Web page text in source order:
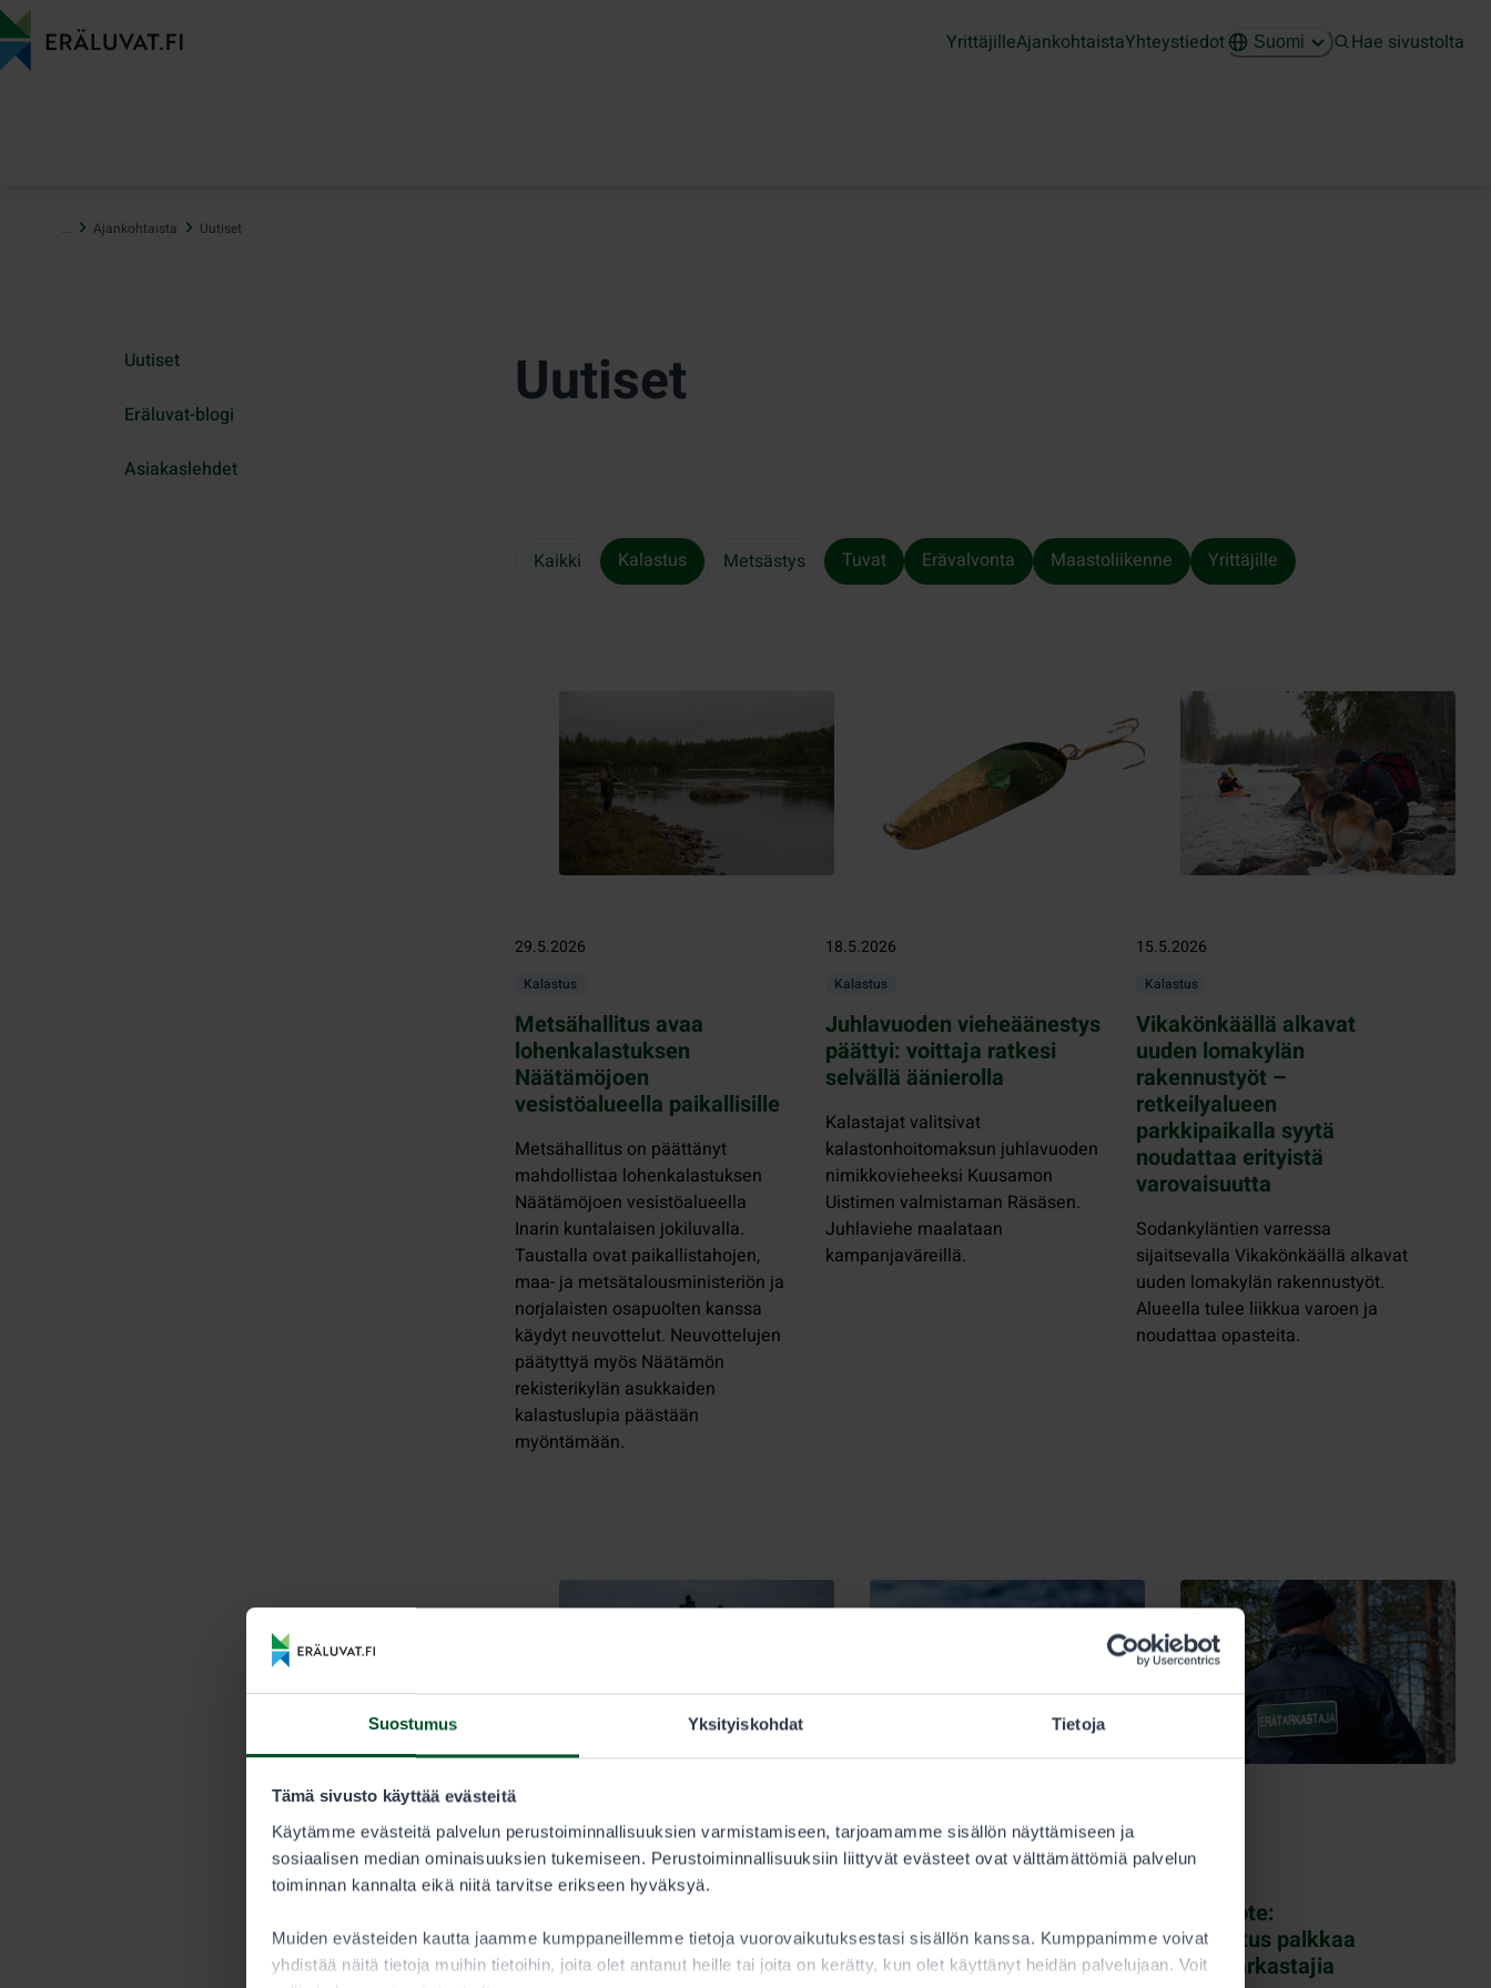
Suostumus Yksityiskohdat Tietoja
Tämä sivusto käyttää evästeitä
Käytämme evästeitä palvelun perustoiminnallisuuksien varmistamiseen, tarjoamamme sisällön näyttämiseen ja
sosiaalisen median ominaisuuksien tukemiseen. Perustoiminnallisuuksiin liittyvät evästeet ovat välttämättömiä palvelun
toiminnan kannalta eikä niitä tarvitse erikseen hyväksyä.
Muiden evästeiden kautta jaamme kumppaneillemme tietoja vuorovaikutuksestasi sisällön kanssa. Kumppanimme voivat
yhdistää näitä tietoja muihin tietoihin, joita olet antanut heille tai joita on kerätty, kun olet käyttänyt heidän palvelujaan. Voit
Hyppää
sisältöön
YrittäjilleAjankohtaistaYhteystiedot Suomi Hae sivustolta
… Ajankohtaista Uutiset
Uutiset
Eräluvat-blogi
Asiakaslehdet
Uutiset
Kaikki Kalastus Metsästys Tuvat Erävalvonta Maastoliikenne Yrittäjille
29.5.2026
Kalastus
Metsähallitus avaa
lohenkalastuksen
Näätämöjoen
vesistöalueella paikallisille
Metsähallitus on päättänyt
mahdollistaa lohenkalastuksen
Näätämöjoen vesistöalueella
Inarin kuntalaisen jokiluvalla.
Taustalla ovat paikallistahojen,
maa- ja metsätalousministeriön ja
norjalaisten osapuolten kanssa
käydyt neuvottelut. Neuvottelujen
päätyttyä myös Näätämön
rekisterikylän asukkaiden
kalastuslupia päästään
myöntämään.
18.5.2026
Kalastus
Juhlavuoden vieheäänestys
päättyi: voittaja ratkesi
selvällä äänierolla
Kalastajat valitsivat
kalastonhoitomaksun juhlavuoden
nimikkovieheeksi Kuusamon
Uistimen valmistaman Räsäsen.
Juhlaviehe maalataan
kampanjaväreillä.
15.5.2026
Kalastus
Vikakönkäällä alkavat
uuden lomakylän
rakennustyöt –
retkeilyalueen
parkkipaikalla syytä
noudattaa erityistä
varovaisuutta
Sodankyläntien varressa
sijaitsevalla Vikakönkäällä alkavat
uuden lomakylän rakennustyöt.
Alueella tulee liikkua varoen ja
noudattaa opasteita.
11.5.2026
uudistuivat: tutustu
muutoksiin!
11.5.2026
Kalastus
rekisterikylien
kalastuslupien
Mediatiedote:
Metsähallitus palkkaa
uusia erätarkastajia